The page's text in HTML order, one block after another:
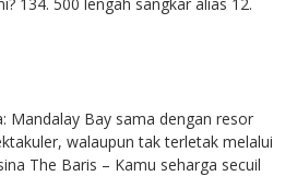
Mandalay Bay sama dengan resor
walaupun tak terletak melalui
The Baris – Kamu seharga secuil